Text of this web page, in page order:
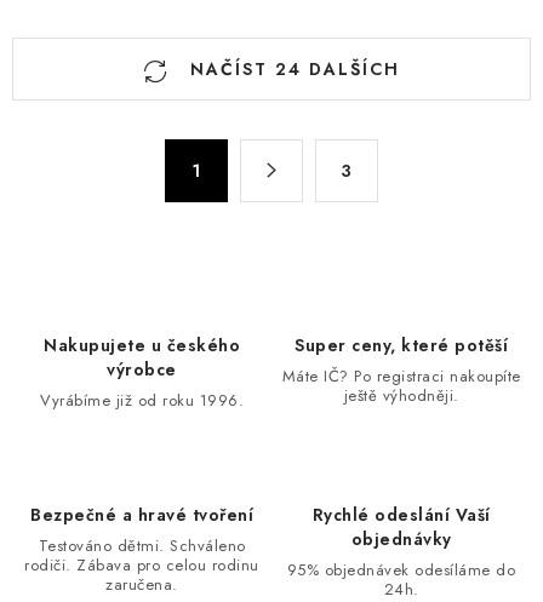
O
NAČÍST 24 DALŠÍCH
1 3
Nakupujete u českého
výrobce
Vyrábíme již od roku 1996.
Super ceny, které potěší
Máte IČ? Po registraci nakoupíte
ještě výhodněji.
Bezpečné a hravé tvoření
Testováno dětmi. Schváleno
rodiči. Zábava pro celou rodinu
zaručena.
Rychlé odeslání Vaší
objednávky
95% objednávek odesíláme do
24h.